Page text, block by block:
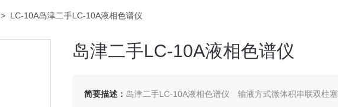
> LC-10A岛津二手LC-10A液相色谱仪
岛津二手LC-10A液相色谱仪
简要描述： 岛津二手LC-10A液相色谱仪 输液方式微体积串联双柱塞